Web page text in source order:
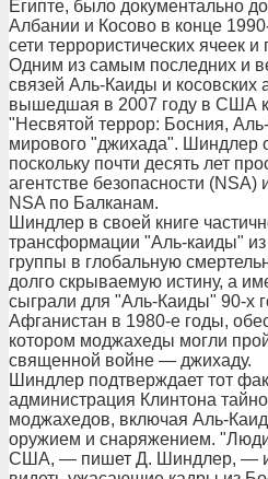
Египте, было документально
Албании и Косово в конце
сети террористических ячеек и
Одним из самым последних и
связей Аль-Каиды и косовских
вышедшая в 2007 году в США
"Несвятой террор: Босния,
мирового "джихада". Шиндлер
поскольку почти десять лет
агентстве безопасности
NSA по Балканам.
Шиндлер в своей книге
трансформации "Аль-каиды"
группы в глобальную
долго скрываемую истину, а
сыграли для "Аль-Каиды" 90-х
Афганистан в 1980-е годы,
котором моджахеды могли
священной войне — джихаду.
Шиндлер подтверждает тот
администрация Клинтона
моджахедов, включая Аль-
оружием и снаряжением.
США, — пишет Д. Шиндлер, —